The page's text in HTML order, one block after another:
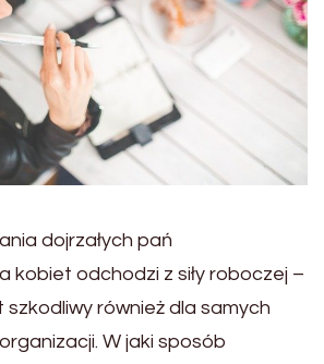
dojrzałych pań
kobiet odchodzi z siły roboczej –
również dla samych
W jaki sposób